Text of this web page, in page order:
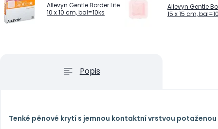
Allevyn Gentle Border Lite
10 x 10 cm, bal=10ks
Allevyn Gentle
15 x 15 cm,
Popis
Tenké pěnové krytí s jemnou kontaktní vrstvou potaženou